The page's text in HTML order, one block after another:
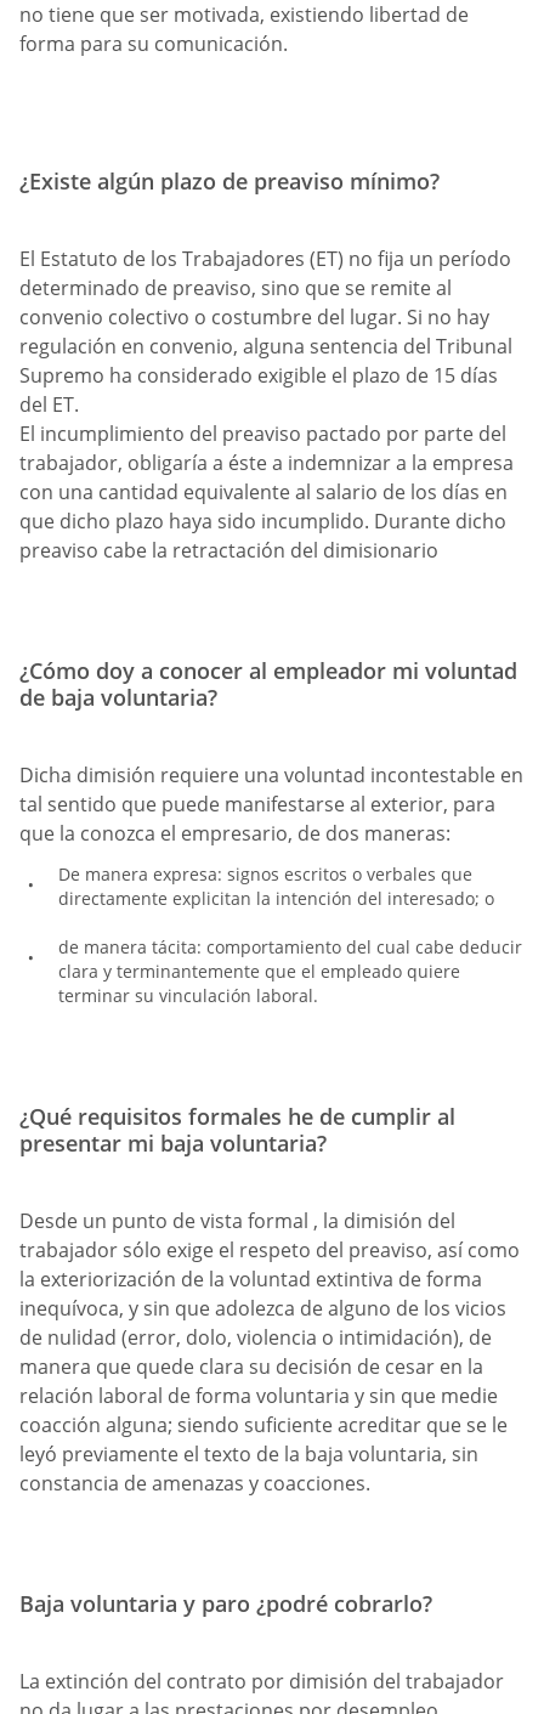
no tiene que ser motivada, existiendo libertad de
forma para su comunicación.
¿Existe algún plazo de preaviso mínimo?
El Estatuto de los Trabajadores (ET) no fija un período
determinado de preaviso, sino que se remite al
convenio colectivo o costumbre del lugar. Si no hay
regulación en convenio, alguna sentencia del Tribunal
Supremo ha considerado exigible el plazo de 15 días
del ET.
El incumplimiento del preaviso pactado por parte del
trabajador, obligaría a éste a indemnizar a la empresa
con una cantidad equivalente al salario de los días en
que dicho plazo haya sido incumplido. Durante dicho
preaviso cabe la retractación del dimisionario
¿Cómo doy a conocer al empleador mi voluntad
de baja voluntaria?
Dicha dimisión requiere una voluntad incontestable en
tal sentido que puede manifestarse al exterior, para
que la conozca el empresario, de dos maneras:
De manera expresa: signos escritos o verbales que
directamente explicitan la intención del interesado; o
de manera tácita: comportamiento del cual cabe deducir
clara y terminantemente que el empleado quiere
terminar su vinculación laboral.
¿Qué requisitos formales he de cumplir al
presentar mi baja voluntaria?
Desde un punto de vista formal , la dimisión del
trabajador sólo exige el respeto del preaviso, así como
la exteriorización de la voluntad extintiva de forma
inequívoca, y sin que adolezca de alguno de los vicios
de nulidad (error, dolo, violencia o intimidación), de
manera que quede clara su decisión de cesar en la
relación laboral de forma voluntaria y sin que medie
coacción alguna; siendo suficiente acreditar que se le
leyó previamente el texto de la baja voluntaria, sin
constancia de amenazas y coacciones.
Baja voluntaria y paro ¿podré cobrarlo?
La extinción del contrato por dimisión del trabajador